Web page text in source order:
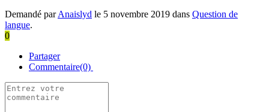
Demandé parAnaislyd le 5 novembre 2019 dans Question de
langue.
0
Partager
Commentaire(0)